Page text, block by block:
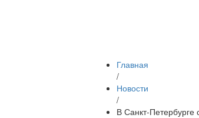
Главная
/
Новости
/
В Санкт-